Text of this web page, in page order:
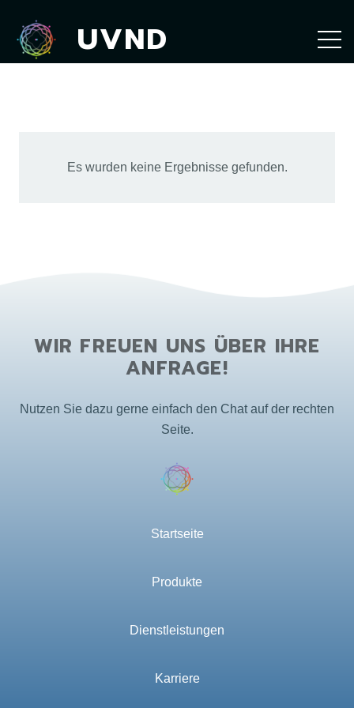
UVND
Es wurden keine Ergebnisse gefunden.
WIR FREUEN UNS ÜBER IHRE
ANFRAGE!
Nutzen Sie dazu gerne einfach den Chat auf der rechten
Seite.
Startseite
Produkte
Dienstleistungen
Karriere